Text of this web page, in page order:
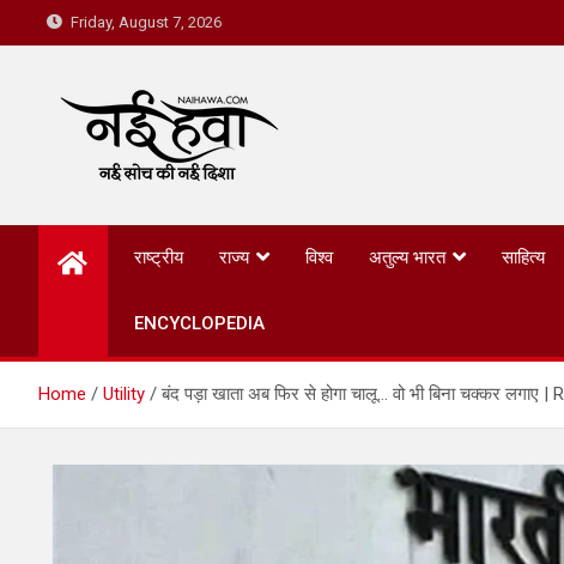
Friday, August 7, 2026
Nai Hawa
राष्ट्रीय राज्य विश्व अतुल्य भारत साहित्य
ENCYCLOPEDIA
Home Utility बंद पड़ा खाता अब फिर से होगा चालू… वो भी बिना चक्कर लगाए